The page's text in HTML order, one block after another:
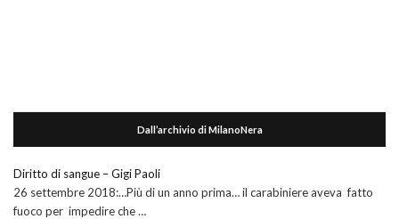
Dall’archivio di MilanoNera
Diritto di sangue – Gigi Paoli
26 settembre 2018:…Più di un anno prima… il carabiniere aveva fatto
fuoco per impedire che …